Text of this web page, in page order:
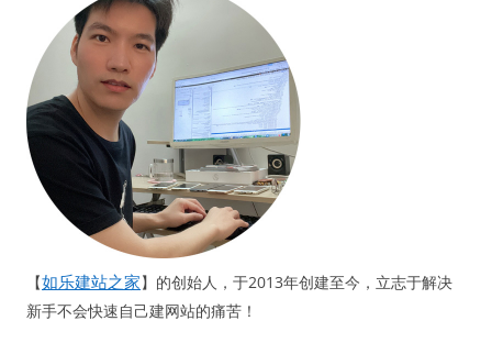
【如乐建站之家】的创始人，于2013年创建至今，立志于解决
新手不会快速自己建网站的痛苦！